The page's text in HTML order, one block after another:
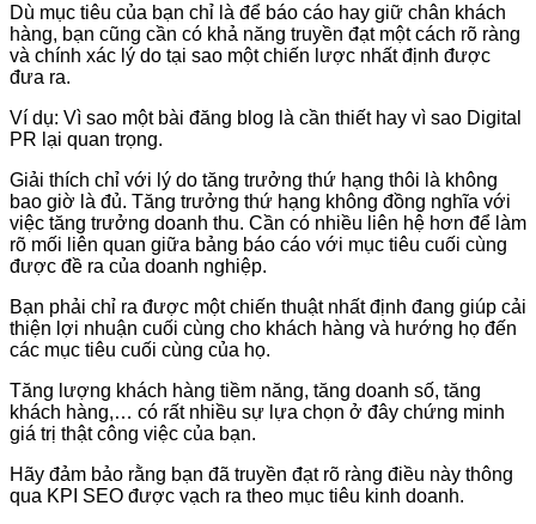
Dù mục tiêu của bạn chỉ là để báo cáo hay giữ chân khách
hàng, bạn cũng cần có khả năng truyền đạt một cách rõ ràng
và chính xác lý do tại sao một chiến lược nhất định được
đưa ra.
Ví dụ: Vì sao một bài đăng blog là cần thiết hay vì sao Digital
PR lại quan trọng.
Giải thích chỉ với lý do tăng trưởng thứ hạng thôi là không
bao giờ là đủ. Tăng trưởng thứ hạng không đồng nghĩa với
việc tăng trưởng doanh thu. Cần có nhiều liên hệ hơn để làm
rõ mối liên quan giữa bảng báo cáo với mục tiêu cuối cùng
được đề ra của doanh nghiệp.
Bạn phải chỉ ra được một chiến thuật nhất định đang giúp cải
thiện lợi nhuận cuối cùng cho khách hàng và hướng họ đến
các mục tiêu cuối cùng của họ.
Tăng lượng khách hàng tiềm năng, tăng doanh số, tăng
khách hàng,… có rất nhiều sự lựa chọn ở đây chứng minh
giá trị thật công việc của bạn.
Hãy đảm bảo rằng bạn đã truyền đạt rõ ràng điều này thông
qua KPI SEO được vạch ra theo mục tiêu kinh doanh.